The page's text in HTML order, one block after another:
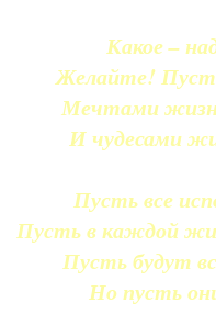
Какое –
Желайте!
Мечтами
И чудесами
Пусть все
Пусть в каждой
Пусть будут
Но пусть